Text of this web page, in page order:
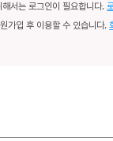
해서는 로그인이 필요합니다.
가입 후 이용할 수 있습니다.